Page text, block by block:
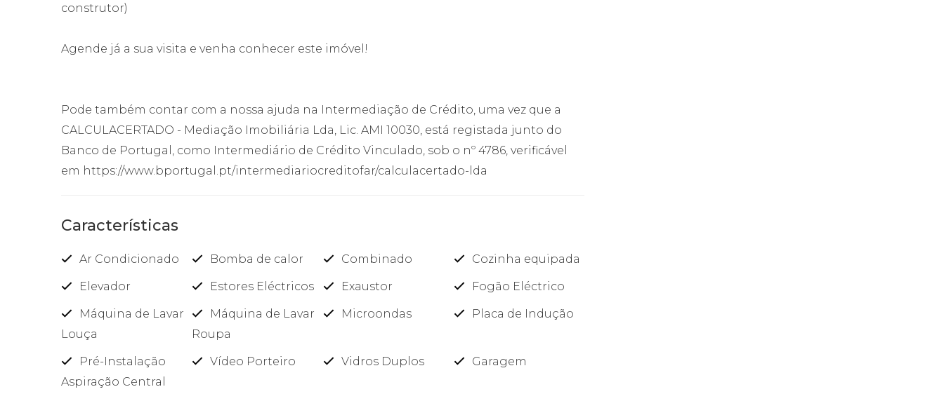
construtor)
Agende já a sua visita e venha conhecer este imóvel!
Pode também contar com a nossa ajuda na Intermediação de Crédito, uma vez que a
CALCULACERTADO - Mediação Imobiliária Lda, Lic. AMI 10030, está registada junto do
Banco de Portugal, como Intermediário de Crédito Vinculado, sob o nº 4786, verificável
em https://www.bportugal.pt/intermediariocreditofar/calculacertado-lda
Características
Ar Condicionado Bomba de calor Combinado Cozinha equipada
Elevador Estores Eléctricos Exaustor Fogão Eléctrico
Máquina de Lavar
Louça
Máquina de Lavar
Roupa
Microondas Placa de Indução
Pré-Instalação
Aspiração Central
Vídeo Porteiro Vidros Duplos Garagem